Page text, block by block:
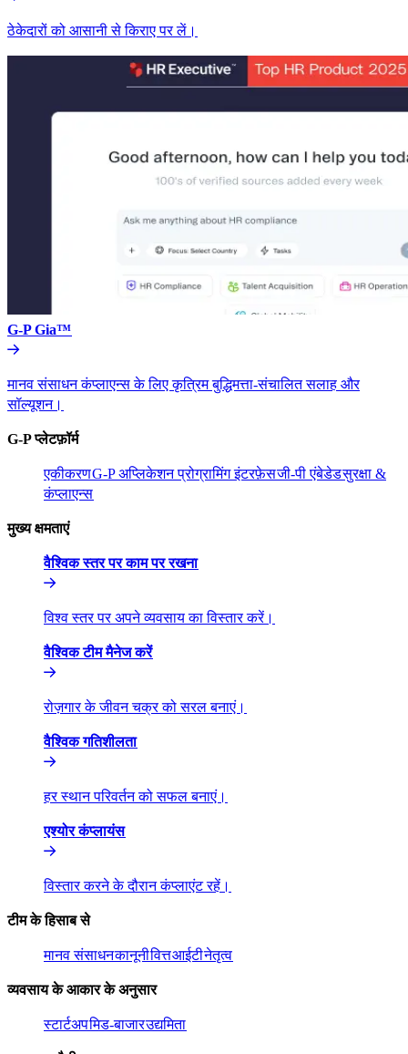
ठेकेदारों को आसानी से किराए पर लें।​​
G-P Gia™​​
मानव संसाधन कंप्लाएन्स के लिए कृत्रिम बुद्धिमत्ता-संचालित सलाह और
सॉल्यूशन।​​
G-P प्लेटफ़ॉर्म​​
एकीकरण​​G-P अप्लिकेशन प्रोग्रामिंग इंटरफ़ेस​​जी-पी एंबेडेड​​सुरक्षा &
कंप्लाएन्स​​
मुख्य क्षमताएं​​
वैश्विक स्तर पर काम पर रखना​​
विश्व स्तर पर अपने व्यवसाय का विस्तार करें।​​
वैश्विक टीम मैनेज करें​​
रोज़गार के जीवन चक्र को सरल बनाएं।​​
वैश्विक गतिशीलता​​
हर स्थान परिवर्तन को सफल बनाएं।​​
एश्योर कंप्लायंस​​
विस्तार करने के दौरान कंप्लाएंट रहें।​​
टीम के हिसाब से​​
मानव संसाधन​​कानूनी​​वित्त​​आईटी​​नेतृत्व​​
व्यवसाय के आकार के अनुसार​​
स्टार्टअप​​मिड-बाजार​​उद्यमिता​​